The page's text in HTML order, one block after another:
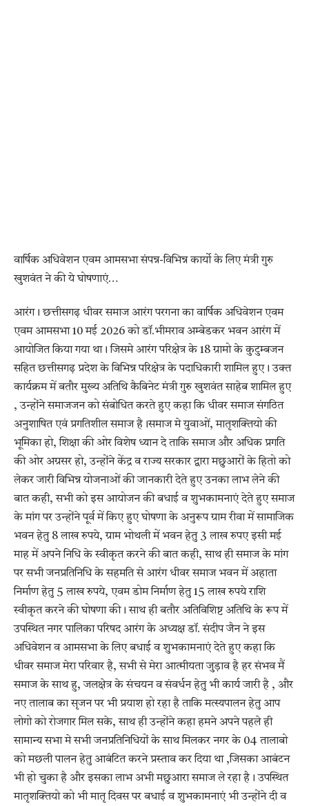
वार्षिक अधिवेशन एवम आमसभा संपन्न-विभिन्न कार्यो के लिए मंत्री गुरु
खुशवंत ने की ये घोषणाएं…
आरंग। छत्तीसगढ़ धीवर समाज आरंग परगना का वार्षिक अधिवेशन एवम
एवम आमसभा 10 मई 2026 को डॉ.भीमराव अम्बेडकर भवन आरंग में
आयोजित किया गया था। जिसमे आरंग परिक्षेत्र के 18 ग्रामो के कुटुम्बजन
सहित छत्तीसगढ़ प्रदेश के विभिन्न परिक्षेत्र के पदाधिकारी शामिल हुए। उक्त
कार्यक्रम में बतौर मुख्य अतिथि कैबिनेट मंत्री गुरु खुशवंत साहेब शामिल हुए
, उन्होंने समाजजन को संबोधित करते हुए कहा कि धीवर समाज संगठित
अनुशाषित एवं प्रगतिशील समाज है।समाज मे युवाओं, मातृशक्तियो की
भूमिका हो, शिक्षा की ओर विशेष ध्यान दे ताकि समाज और अधिक प्रगति
की ओर अग्रसर हो, उन्होंने केंद्र व राज्य सरकार द्वारा मछुआरों के हितो को
लेकर जारी विभिन्न योजनाओं की जानकारी देते हुए उनका लाभ लेने की
बात कही, सभी को इस आयोजन की बधाई व शुभकामनाएं देते हुए समाज
के मांग पर उन्होंने पूर्व में किए हुए घोषणा के अनुरूप ग्राम रीवा में सामाजिक
भवन हेतु 8 लाख रुपये, ग्राम भोथली में भवन हेतु 3 लाख रुपए इसी मई
माह में अपने निधि के स्वीकृत करने की बात कही, साथ ही समाज के मांग
पर सभी जनप्रतिनिधि के सहमति से आरंग धीवर समाज भवन में अहाता
निर्माण हेतु 5 लाख रुपये, एवम डोम निर्माण हेतु 15 लाख रुपये राशि
स्वीकृत करने की घोषणा की। साथ ही बतौर अतिविशिष्ट अतिथि के रूप में
उपस्थित नगर पालिका परिषद आरंग के अध्यक्ष डॉ. संदीप जैन ने इस
अधिवेशन व आमसभा के लिए बधाई व शुभकामनाएं देते हुए कहा कि
धीवर समाज मेरा परिवार है, सभी से मेरा आत्मीयता जुड़ाव है हर संभव मैं
समाज के साथ हु, जलक्षेत्र के संचयन व संवर्धन हेतु भी कार्य जारी है , और
नए तालाब का सृजन पर भी प्रयाश हो रहा है ताकि मत्स्यपालन हेतु आप
लोगो को रोजगार मिल सके, साथ ही उन्होंने कहा हमने अपने पहले ही
सामान्य सभा मे सभी जनप्रतिनिधियों के साथ मिलकर नगर के 04 तालाबो
को मछली पालन हेतु आबंटित करने प्रस्ताव कर दिया था ,जिसका आबंटन
भी हो चुका है और इसका लाभ अभी मछुआरा समाज ले रहा है। उपस्थित
मातृशक्तियो को भी मातृ दिवस पर बधाई व शुभकामनाएं भी उन्होंने दी व